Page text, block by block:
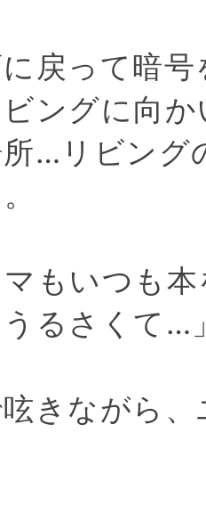
戻って暗
ングに向
…リビング
マもいつも
るさくて…
きながら